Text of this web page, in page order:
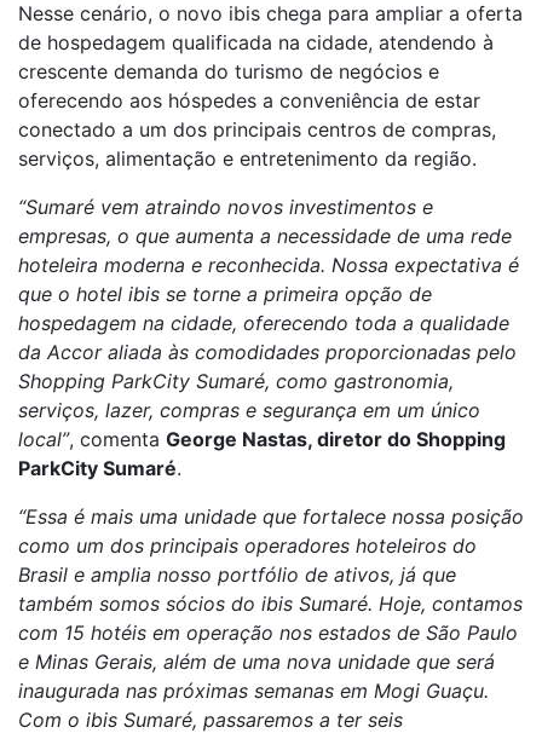
Nesse cenário, o novo ibis chega para ampliar a oferta
de hospedagem qualificada na cidade, atendendo à
crescente demanda do turismo de negócios e
oferecendo aos hóspedes a conveniência de estar
conectado a um dos principais centros de compras,
serviços, alimentação e entretenimento da região.
“Sumaré vem atraindo novos investimentos e
empresas, o que aumenta a necessidade de uma rede
hoteleira moderna e reconhecida. Nossa expectativa é
que o hotel ibis se torne a primeira opção de
hospedagem na cidade, oferecendo toda a qualidade
da Accor aliada às comodidades proporcionadas pelo
Shopping ParkCity Sumaré, como gastronomia,
serviços, lazer, compras e segurança em um único
local”, comenta George Nastas, diretor do Shopping
ParkCity Sumaré.
“Essa é mais uma unidade que fortalece nossa posição
como um dos principais operadores hoteleiros do
Brasil e amplia nosso portfólio de ativos, já que
também somos sócios do ibis Sumaré. Hoje, contamos
com 15 hotéis em operação nos estados de São Paulo
e Minas Gerais, além de uma nova unidade que será
inaugurada nas próximas semanas em Mogi Guaçu.
Com o ibis Sumaré, passaremos a ter seis